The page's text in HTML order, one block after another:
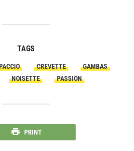
TAGS
CREVETTE
GAMBAS
NOISETTE PASSION
PRINT